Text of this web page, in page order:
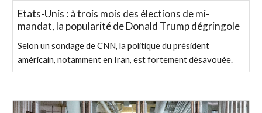
Etats-Unis : à trois mois des élections de mi-
mandat, la popularité de Donald Trump dégringole
Selon un sondage de CNN, la politique du président
américain, notamment en Iran, est fortement désavouée.